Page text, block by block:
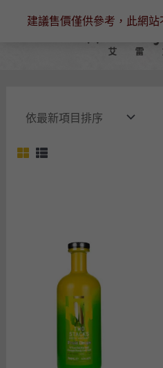
建議售價僅供參考，此網站